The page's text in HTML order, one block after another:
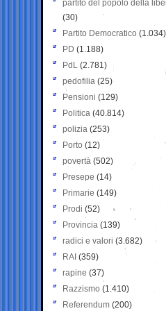
partito del popolo della
(30)
Partito Democratico (1.034)
PD (1.188)
PdL (2.781)
pedofilia (25)
Pensioni (129)
Politica (40.814)
polizia (253)
Porto (12)
povertà (502)
Presepe (14)
Primarie (149)
Prodi (52)
Provincia (139)
radici e valori (3.682)
RAI (359)
rapine (37)
Razzismo (1.410)
Referendum (200)